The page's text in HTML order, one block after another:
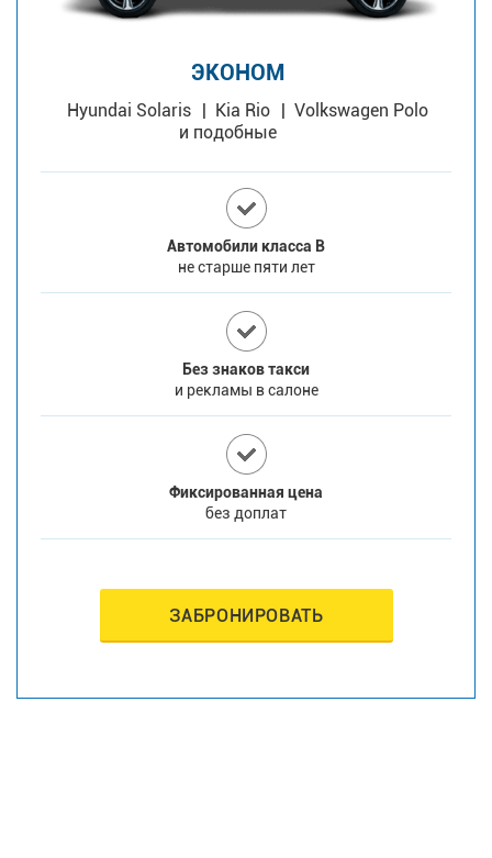
ЭКОНОМ
Hyundai Solaris Kia Rio
Volkswagen Polo
и подобные
Автомобили класса В
не старше пяти лет
Без знаков такси
и рекламы в салоне
Фиксированная цена
без доплат
ЗАБРОНИРОВАТЬ